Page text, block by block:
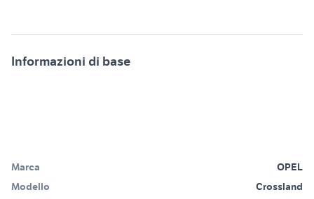
Informazioni di base
Marca
OPEL
Modello
Crossland